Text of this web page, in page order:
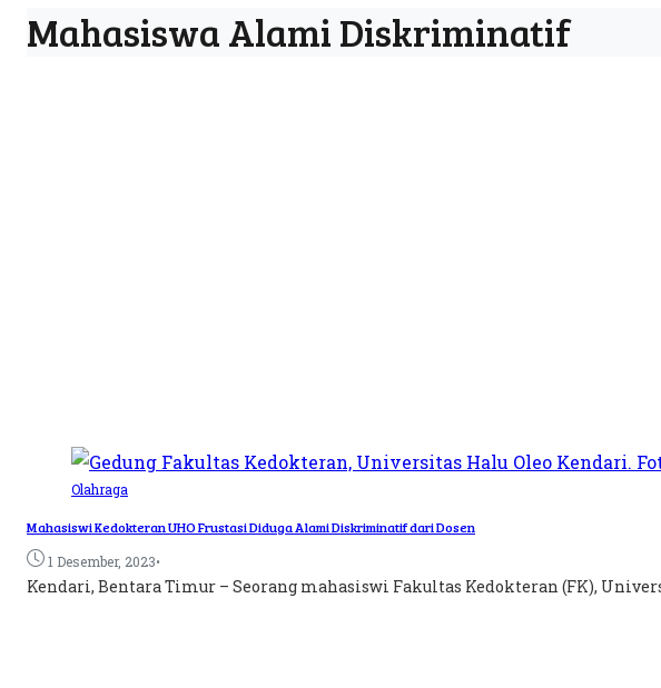
Mahasiswa Alami Diskriminatif
Olahraga
Mahasiswi Kedokteran UHO Frustasi Diduga Alami Diskriminatif dari Dosen
1 Desember, 2023•
Kendari, Bentara Timur – Seorang mahasiswi Fakultas Kedokteran (FK),